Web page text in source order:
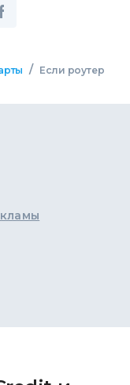
/
Если роутер